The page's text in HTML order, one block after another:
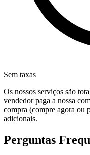
Sem taxas
Os nossos serviços são
vendedor paga a nossa
compra (compre agora ou
adicionais.
Perguntas